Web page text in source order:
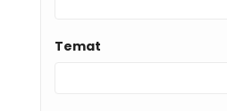
Temat